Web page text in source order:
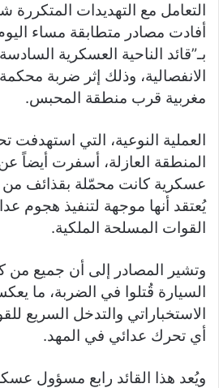
التعامل مع التهديدات المتكررة
أفادت مصادر متطابقة مساء
بـ”قائد الناحية العسكرية
الانفصالية، وذلك إثر ضربة
مغربية قرب منطقة المحبس.
العملية النوعية، التي
المنطقة العازلة، أسفرت أيضاً
عسكرية كانت محمّلة بقذائف من
يُعتقد أنها موجهة لتنفيذ هجوم
القوات المسلحة الملكية.
وتشير المصادر إلى أن جميع من
السيارة قُتلوا في الضربة، ما
الاستخباراتي والتدخل السريع
أي تحرك عدائي في المهد.
ويُعد هذا القائد رابع مسؤول